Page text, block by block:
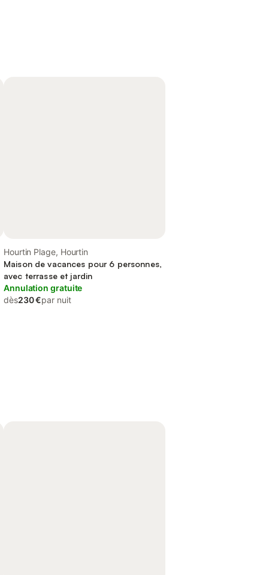
Hourtin Plage, Hourtin
Maison de vacances pour 6 personnes,
avec terrasse et jardin
Annulation gratuite
dès230 €par nuit